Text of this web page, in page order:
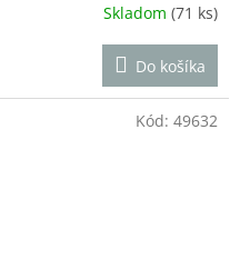
Skladom(71 ks)
Do košíka
Kód: 49632